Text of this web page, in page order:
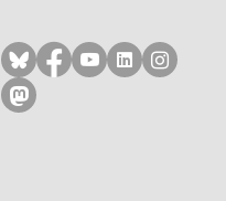
Volg ons op bluesky
Volg ons op
Volg ons op
Volg ons
Volg
Volg ons op mastodon